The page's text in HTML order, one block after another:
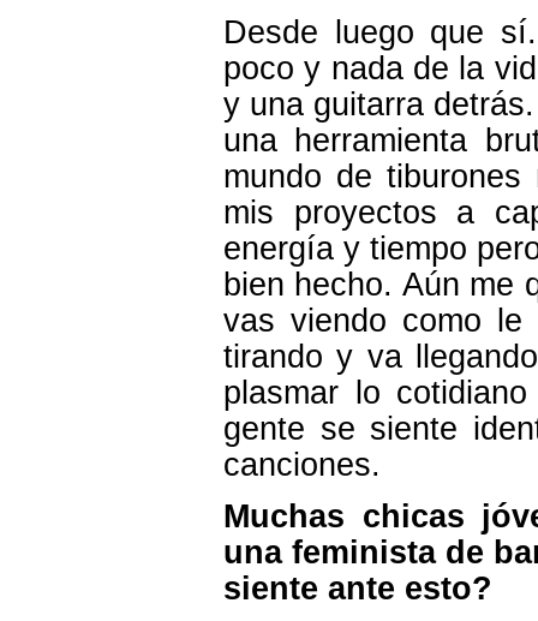
Desde luego que
poco y nada de la
y una guitarra
una herramienta
mundo de
mis proyectos a
energía y tiempo
bien hecho. Aún me
vas viendo como
tirando y va
plasmar lo
gente se siente
canciones.
Muchas chicas
una feminista de
siente ante esto?